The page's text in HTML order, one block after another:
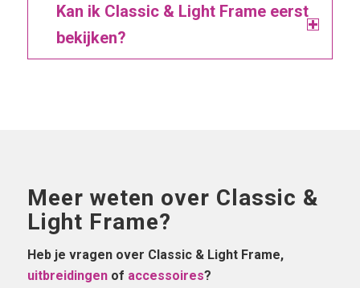
Kan ik Classic & Light Frame eerst
bekijken?
Meer weten over Classic &
Light Frame?
Heb je vragen over Classic & Light Frame,
uitbreidingenof accessoires?